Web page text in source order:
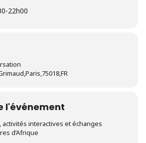
-22h00
l'événement
interactives et échanges
d’Afrique